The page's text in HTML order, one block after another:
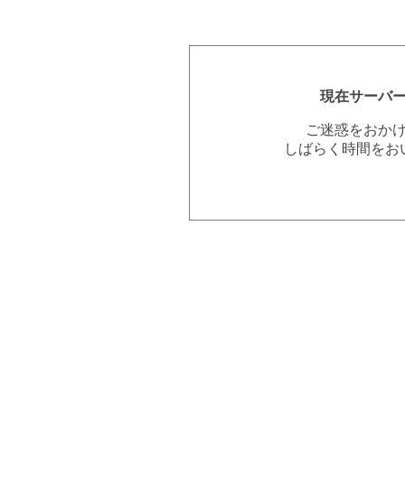
現在サーバ
ご迷惑をおか
しばらく時間を